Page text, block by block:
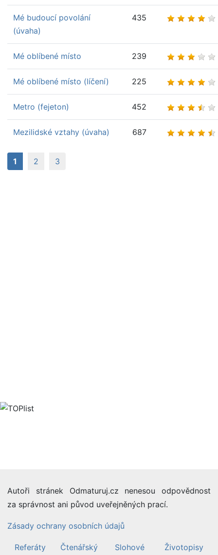
Mé budoucí povolání
(úvaha)
435
Mé oblíbené místo 239
Mé oblíbené místo (líčení) 225
Metro (fejeton) 452
Mezilidské vztahy (úvaha) 687
1 (aktuální)
2 3
Autoři stránek Odmaturuj.cz nenesou odpovědnost
za správnost ani původ uveřejněných prací.
Zásady ochrany osobních údajů
Referáty Čtenářský Slohové Životopisy